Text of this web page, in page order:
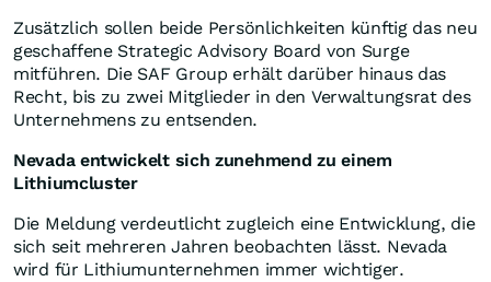
Zusätzlich sollen beide Persönlichkeiten künftig das neu
geschaffene Strategic Advisory Board von Surge
mitführen. Die SAF Group erhält darüber hinaus das
Recht, bis zu zwei Mitglieder in den Verwaltungsrat des
Unternehmens zu entsenden.
Nevada entwickelt sich zunehmend zu einem
Lithiumcluster
Die Meldung verdeutlicht zugleich eine Entwicklung, die
sich seit mehreren Jahren beobachten lässt. Nevada
wird für Lithiumunternehmen immer wichtiger.